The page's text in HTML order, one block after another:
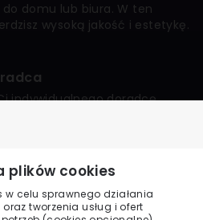
plików cookies
w celu sprawnego działania
tworzenia usług i ofert
domu lub biura. W ten
wysoką jakość i estetykę.
indywidualnego doradcę,
bezpieczne i udane
internetowej sprzedaży
Zaufało nam wielu